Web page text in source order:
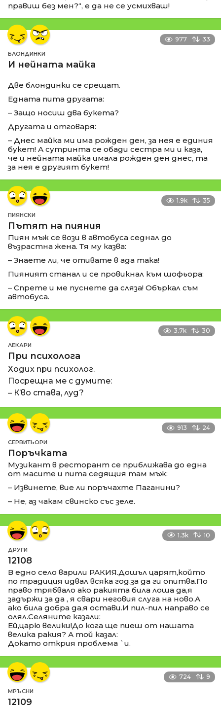
правиш без мен?“, е да не се усмихваш!
977 33
БЛОНДИНКИ
И нейната майка
Две блондинки се срещат.
Едната пита другата:
– Защо носиш два букета?
Другата и отговаря:
– Днес майка ми има рожден ден, за нея е единия
букет! А сутринта се обади сестра ми и каза,
че и нейната майка имала рожден ден днес, та
за нея е другият букет!
1.9k 35
ПИЯНСКИ
Пътят на пияния
Пиян мъж се вози в автобуса седнал до
възрастна жена. Тя му казва:
– Знаете ли, че отивате в ада така!
Пияният станал и се провикнал към шофьора:
– Спрете и ме пуснете да сляза! Объркал съм
автобуса.
3.7k 30
ЛЕКАРИ
При психолога
Ходих при психолог.
Посрещна ме с думите:
– К’во става, луд?
913 24
СЕРВИТЬОРИ
Поръчката
Музикант в ресторант се приближава до една
от масите и пита седящия там мъж:
– Извинете, вие ли поръчахте Паганини?
– Не, аз чакам свинско със зеле.
1.3k 10
ДРУГИ
12108
В едно село варили РАКИЯ.Дошъл царят,който
по традиция идвал всяка год.за да ги опитва.По
право трябвало ако ракията била лоша да,я
задържи за да , я свари неговия слуга на ново.А
ако била добра да,я остави.И пил-пил направо се
олял.Селяните казали:
Ей,царю велики!До кога ще пиеш от нашата
велика ракия? А той казал:
Докато открия проблема `и.
724 9
МРЪСНИ
12109